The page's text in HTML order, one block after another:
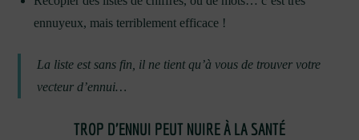
ennuyeux, mais terriblement efficace !
La liste est sans fin, il ne tient qu’à vous de trouver votre
vecteur d’ennui…
TROP D’ENNUI PEUT NUIRE À LA SANTÉ